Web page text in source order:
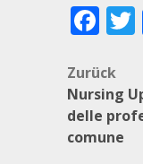
Zurück
Nursing
delle
comune